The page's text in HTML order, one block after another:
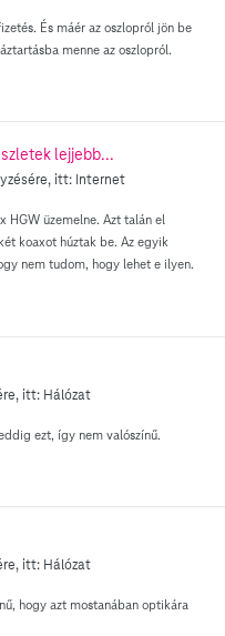
És máér az oszlopról jön be
menne az oszlopról.
lejjebb...
itt: Internet
HGW üzemelne. Azt talán el
koaxot húztak be. Az egyik
nem tudom, hogy lehet e ilyen.
itt: Hálózat
ezt, így nem valószínű.
itt: Hálózat
hogy azt mostanában optikára